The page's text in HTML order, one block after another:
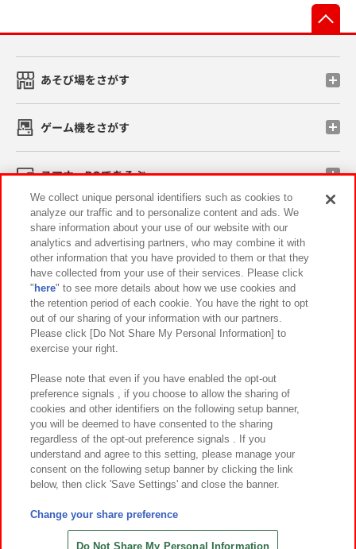
あそび場をさがす
ゲーム機をさがす
スマホ・PCであそぶ
イベント・キャンペーン
関連会社 サステナビリティ サイトポリシー
プライバシーポリシー ウェブアクセシビリティ方針と検証結果
お取引先さまとともに
カスタマーハラスメント対応方針 よくあるご質問・お問い合わせ
©Bandai Namco Amusement Inc.
©Bandai Namco Amusement Lab Inc.
©HANAYASHIKI Co., Ltd. All Rights Reserved.
We collect unique personal identifiers such as cookies to
analyze our traffic and to personalize content and ads. We
share information about your use of our website with our
analytics and advertising partners, who may combine it with
other information that you have provided to them or that they
have collected from your use of their services. Please click
" here" to see more details about how we use cookies and
the retention period of each cookie. You have the right to opt
out of our sharing of your information with our partners.
Please click [Do Not Share My Personal Information] to
exercise your right.
Please note that even if you have enabled the opt-out
preference signals , if you choose to allow the sharing of
cookies and other identifiers on the following setup banner,
you will be deemed to have consented to the sharing
regardless of the opt-out preference signals . If you
understand and agree to this setting, please manage your
consent on the following setup banner by clicking the link
below, then click 'Save Settings' and close the banner.
Change your share preference
Do Not Share My Personal Information